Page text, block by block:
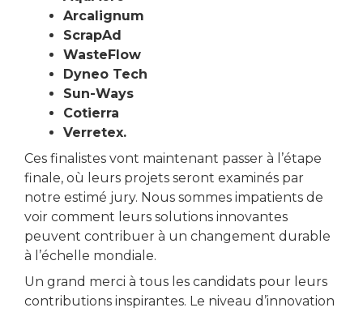
Arcalignum
ScrapAd
WasteFlow
Dyneo Tech
Sun-Ways
Cotierra
Verretex.
Ces finalistes vont maintenant passer à l’étape
finale, où leurs projets seront examinés par
notre estimé jury. Nous sommes impatients de
voir comment leurs solutions innovantes
peuvent contribuer à un changement durable
à l’échelle mondiale.
Un grand merci à tous les candidats pour leurs
contributions inspirantes. Le niveau d’innovation